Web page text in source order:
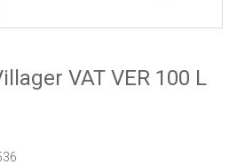
VAT VER 100 L